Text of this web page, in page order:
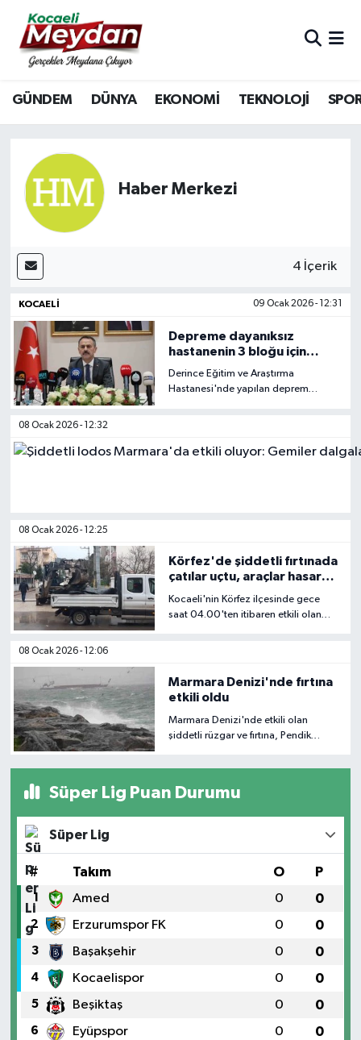
GÜNDEM DÜNYA EKONOMİ TEKNOLOJİ
Haber Merkezi
4 İçerik
KOCAELI 09 Ocak 2026 - 12:31
Depreme dayanıksız
hastanenin 3 bloğu için
tahliye ve yıkım kararı
Derince Eğitim ve Araştırma
Hastanesi'nde yapılan deprem
kapatılmayacağı, kampüs içine 120
08 Ocak 2026 - 12:32
08 Ocak 2026 - 12:25
Körfez'de şiddetli fırtınada
çatılar uçtu, araçlar hasar
gördü
Kocaeli'nin Körfez ilçesinde gece
saat 04.00'ten itibaren etkili olan
08 Ocak 2026 - 12:06
Marmara Denizi'nde fırtına
etkili oldu
Marmara Denizi'nde etkili olan
şiddetli rüzgar ve fırtına, Pendik
salladı. Sert dalgalar ise Kartal
dövdü.
Süper Lig Puan Durumu
Süper Lig
# Takım O P
1 Amed 0 0
2 Erzurumspor FK 0 0
3 Başakşehir 0 0
4 Kocaelispor 0 0
5 Beşiktaş 0 0
6 Eyüpspor 0 0
Nöbetçi Eczaneler
Hava Durumu
Süper Lig Puan Durumu ve Fikstür
Tüm Manşetler
Haber Arşivi